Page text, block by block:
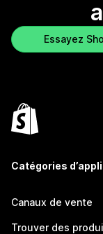
Essayez
Catégories
Canaux de vente
Trouver des